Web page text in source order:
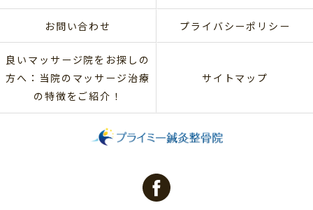
お問い合わせ プライバシーポリシー
良いマッサージ院をお探しの
方へ：当院のマッサージ治療
の特徴をご紹介！
サイトマップ